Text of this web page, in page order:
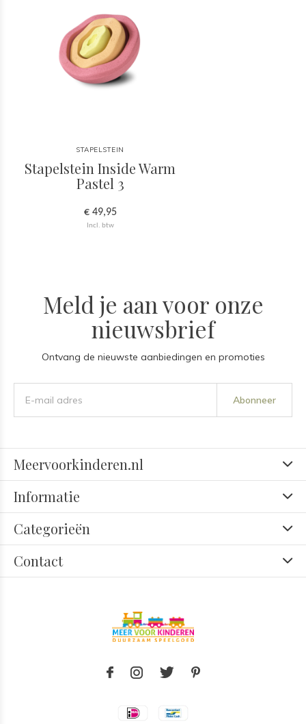
STAPELSTEIN
Stapelstein Inside Warm
Pastel 3
€ 49,95
Incl. btw
Meld je aan voor onze
nieuwsbrief
Ontvang de nieuwste aanbiedingen en promoties
Abonneer
Meervoorkinderen.nl
Informatie
Categorieën
Contact